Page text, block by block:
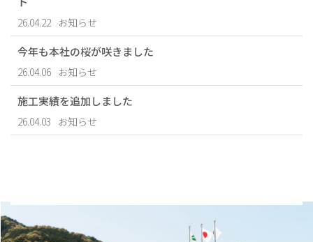
26.04.22 お知らせ
今年も本社の桜が咲きました
26.04.06 お知らせ
施工実績を追加しました
26.04.03 お知らせ